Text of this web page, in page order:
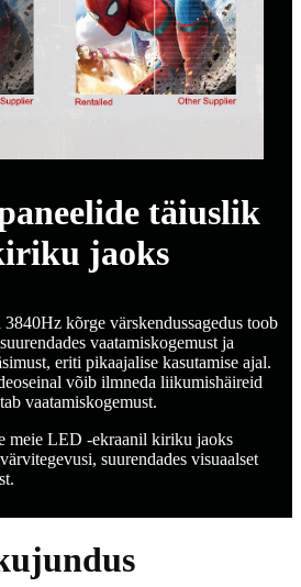
täiuslik
jaoks
kõrge värskendussagedus toob
vaatamiskogemust ja
eriti pikaajalise kasutamise ajal.
võib ilmneda liikumishäireid
vaatamiskogemust.
meie LED -ekraanil kiriku jaoks
suurendades visuaalset